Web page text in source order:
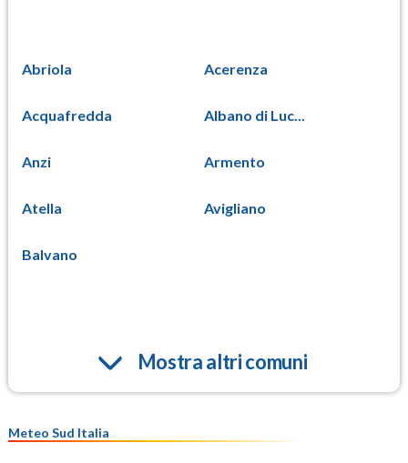
Abriola Acerenza
Acquafredda Albano di Luc...
Anzi Armento
Atella Avigliano
Balvano
Mostra altri comuni
Meteo Sud Italia